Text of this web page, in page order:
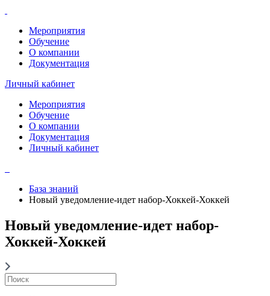
Мероприятия
Обучение
О компании
Документация
Личный кабинет
Мероприятия
Обучение
О компании
Документация
Личный кабинет
База знаний
Новый уведомление-идет набор-Хоккей-Хоккей
Новый уведомление-идет набор-
Хоккей-Хоккей